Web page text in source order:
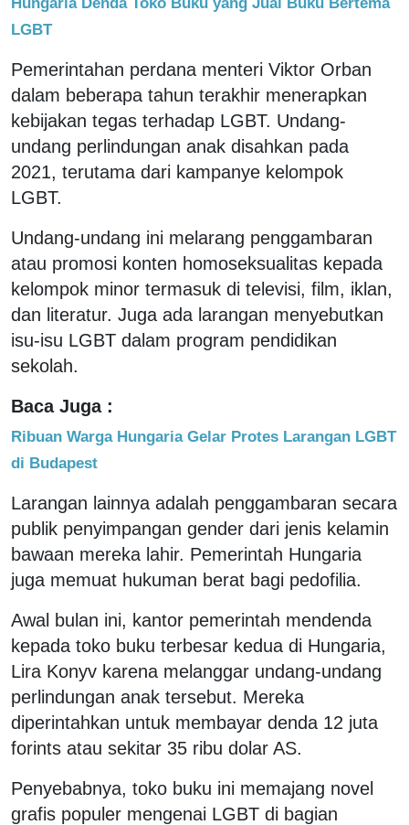
LGBT
Pemerintahan perdana menteri Viktor Orban
dalam beberapa tahun terakhir menerapkan
kebijakan tegas terhadap LGBT. Undang-
undang perlindungan anak disahkan pada
2021, terutama dari kampanye kelompok
LGBT.
Undang-undang ini melarang penggambaran
atau promosi konten homoseksualitas kepada
kelompok minor termasuk di televisi, film, iklan,
dan literatur. Juga ada larangan menyebutkan
isu-isu LGBT dalam program pendidikan
sekolah.
Baca Juga :
Ribuan Warga Hungaria Gelar Protes Larangan LGBT
di Budapest
Larangan lainnya adalah penggambaran secara
publik penyimpangan gender dari jenis kelamin
bawaan mereka lahir. Pemerintah Hungaria
juga memuat hukuman berat bagi pedofilia.
Awal bulan ini, kantor pemerintah mendenda
kepada toko buku terbesar kedua di Hungaria,
Lira Konyv karena melanggar undang-undang
perlindungan anak tersebut. Mereka
diperintahkan untuk membayar denda 12 juta
forints atau sekitar 35 ribu dolar AS.
Penyebabnya, toko buku ini memajang novel
grafis populer mengenai LGBT di bagian